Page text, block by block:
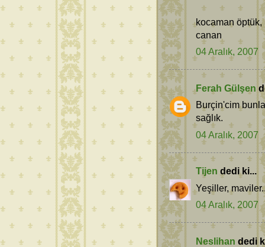
kocaman öptük,
canan
04 Aralık, 2007
Ferah Gülşen
Burçin'cim
sağlık.
04 Aralık, 2007
Tijen dedi ki...
Yeşiller,
04 Aralık, 2007
Neslihan dedi